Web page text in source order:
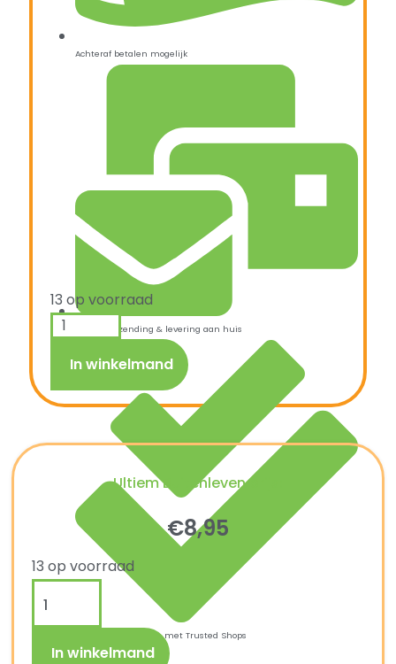
Achteraf betalen mogelijk
Snelle verzending & levering aan huis
Kopersbescherming met Trusted Shops
13 op voorraad
In winkelmand
Ultiem Buitenleven prijs:
€8,95
13 op voorraad
In winkelmand